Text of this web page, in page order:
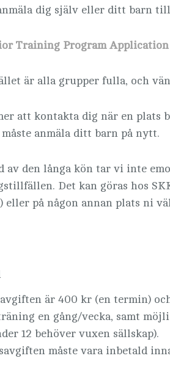
dig själv eller ditt barn
Training Program
är alla grupper fulla, och
att kontakta dig när en plats
anmäla ditt barn på nytt.
av den långa kön tar vi inte
Det kan göras hos
eller på någon annan plats ni
är 400 kr (en termin)
en gång/vecka, samt
12 behöver vuxen sällskap).
måste vara inbetald